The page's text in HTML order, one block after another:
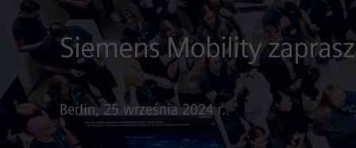
Siemens Mobility
Berlin, 25 września 2024 r.